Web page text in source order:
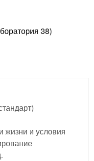
38)
жизни и условия